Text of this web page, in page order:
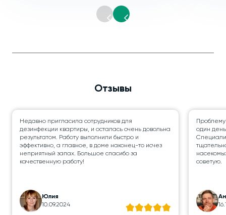
Отзывы
Недавно пригласила сотрудников для
дезинфекции квартиры, и осталась очень довольна
результатом. Работу выполнили быстро и
эффективно, а главное, в доме наконец-то исчез
неприятный запах. Большое спасибо за
качественную работу!
Юлия
10.09.2024
один
советую.